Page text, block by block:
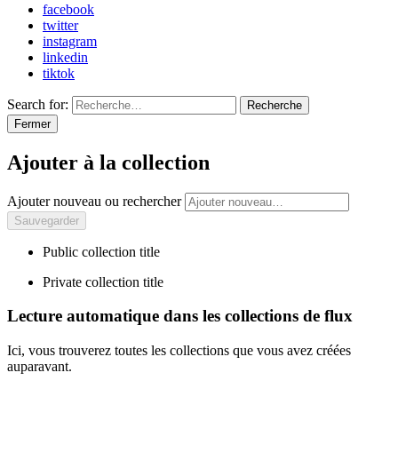
facebook
twitter
instagram
linkedin
tiktok
Search for:
Recherche
Fermer
Ajouter à la collection
Ajouter nouveau ou rechercher
Public collection title
Private collection title
Lecture automatique dans les collections de flux
Ici, vous trouverez toutes les collections que vous avez créées
auparavant.